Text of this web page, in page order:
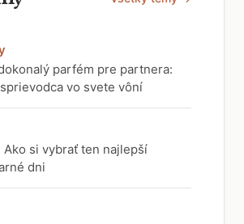
parfém pre partnera:
vo svete vôní
Ako si vybrať ten najlepší
dni